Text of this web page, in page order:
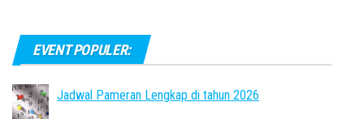
EVENT POPULER:
Jadwal Pameran Lengkap di tahun 2026